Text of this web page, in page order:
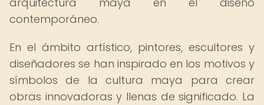
contemporáneo.
En el ámbito artístico, pintores, escultores y
diseñadores se han inspirado en los motivos y
símbolos de la cultura maya para crear
obras innovadoras y llenas de significado. La